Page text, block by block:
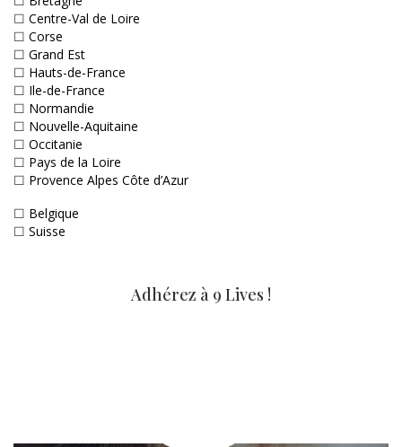
☐ Centre-Val de Loire
☐ Corse
☐ Grand Est
☐ Hauts-de-France
☐ Ile-de-France
☐ Normandie
☐ Nouvelle-Aquitaine
☐ Occitanie
☐ Pays de la Loire
☐ Provence Alpes Côte d’Azur
☐ Belgique
☐ Suisse
Adhérez à 9 Lives !